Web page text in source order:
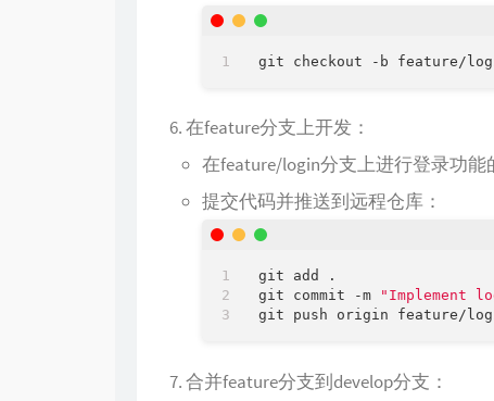
在feature分支上开发：
在feature/login分支上进行登录功能
提交代码并推送到远程仓库：
git add .
git commit -m
"Implement
合并feature分支到develop分支：